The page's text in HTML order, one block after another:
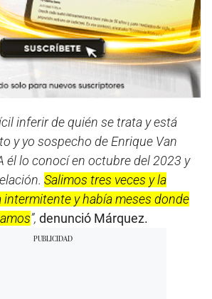
inferir de quién se trata y está
y yo sospecho de Enrique Van
él lo conocí en octubre del 2023 y
Salimos tres veces y la
y había meses donde
”, denunció Márquez.